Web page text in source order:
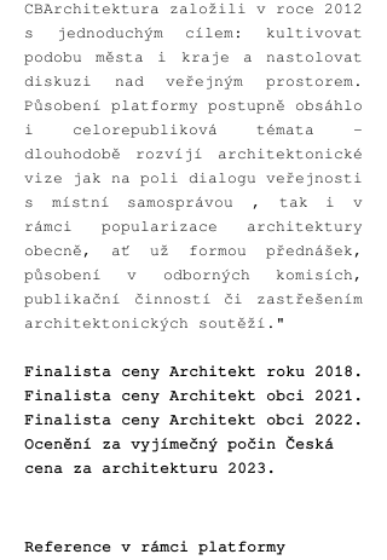
CBArchitektura založili v roce 2012
s jednoduchým cílem: kultivovat
podobu města i kraje a nastolovat
diskuzi nad veřejným prostorem.
Působení platformy postupně obsáhlo
i celorepubliková témata -
dlouhodobě rozvíjí architektonické
vize jak na poli dialogu veřejnosti
s místní samosprávou , tak i v
rámci popularizace architektury
obecně, ať už formou přednášek,
působení v odborných komisích,
publikační činností či zastřešením
architektonických soutěží."
Finalista ceny Architekt roku 2018.
Finalista ceny Architekt obci 2021.
Finalista ceny Architekt obci 2022.
Ocenění za vyjímečný počin Česká
cena za architekturu 2023.
Reference v rámci platformy